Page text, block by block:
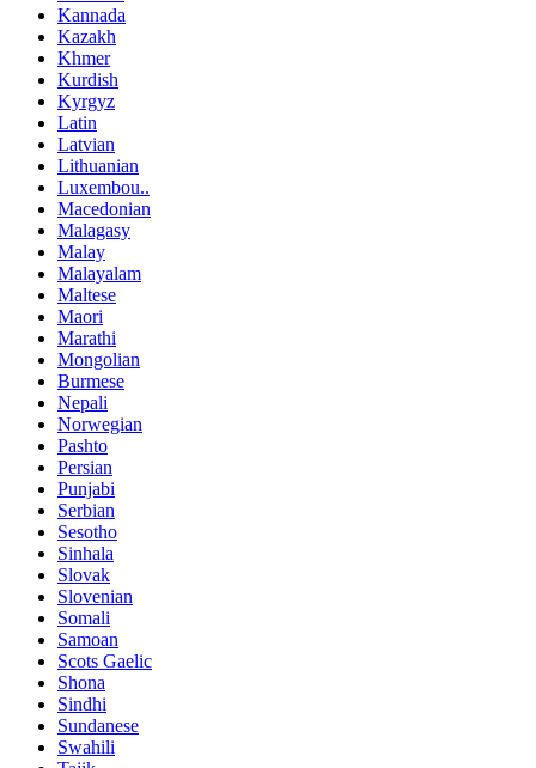
Kannada
Kazakh
Khmer
Kurdish
Kyrgyz
Latin
Latvian
Lithuanian
Luxembou..
Macedonian
Malagasy
Malay
Malayalam
Maltese
Maori
Marathi
Mongolian
Burmese
Nepali
Norwegian
Pashto
Persian
Punjabi
Serbian
Sesotho
Sinhala
Slovak
Slovenian
Somali
Samoan
Scots Gaelic
Shona
Sindhi
Sundanese
Swahili